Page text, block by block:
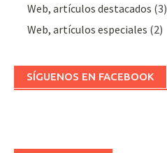
Web, artículos destacados (3)
Web, artículos especiales (2)
SÍGUENOS EN FACEBOOK